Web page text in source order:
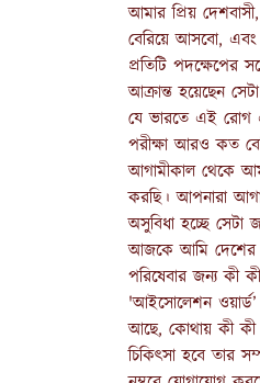
আমার প্রিয়
বেরিয়ে আসবো,
প্রতিটি
আক্রান্ত হয়েছেন
যে ভারতে এই রোগ
পরীক্ষা আরও কত
আগামীকাল থেকে
করছি। আপনারা
অসুবিধা হচ্ছে সেটা
আজকে আমি দেশের
পরিষেবার জন্য কী
'আইসোলেশন
আছে, কোথায় কী কী
চিকিৎসা হবে তার